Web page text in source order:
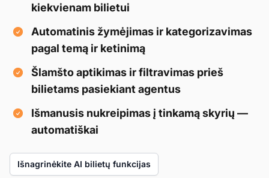
kiekvienam bilietui
Automatinis žymėjimas ir kategorizavimas
pagal temą ir ketinimą
Šlamšto aptikimas ir filtravimas prieš
bilietams pasiekiant agentus
Išmanusis nukreipimas į tinkamą skyrių —
automatiškai
Išnagrinėkite AI bilietų funkcijas